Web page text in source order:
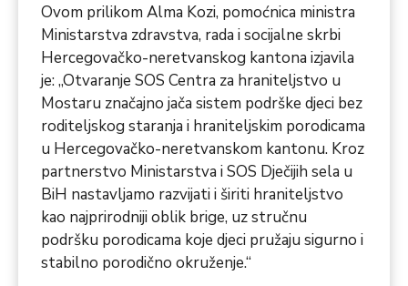
Ovom prilikom Alma Kozi, pomoćnica ministra
Ministarstva zdravstva, rada i socijalne skrbi
Hercegovačko-neretvanskog kantona izjavila
je: „Otvaranje SOS Centra za hraniteljstvo u
Mostaru značajno jača sistem podrške djeci bez
roditeljskog staranja i hraniteljskim porodicama
u Hercegovačko-neretvanskom kantonu. Kroz
partnerstvo Ministarstva i SOS Dječijih sela u
BiH nastavljamo razvijati i širiti hraniteljstvo
kao najprirodniji oblik brige, uz stručnu
podršku porodicama koje djeci pružaju sigurno i
stabilno porodično okruženje.“